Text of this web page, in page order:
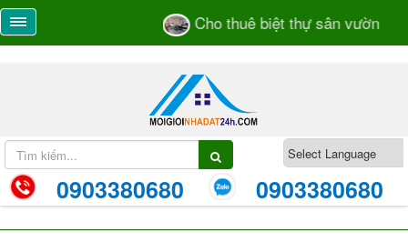
Cho thuê biệt thự sân vườn số
0903380680 0903380680